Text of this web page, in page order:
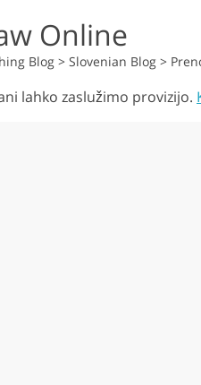
Online
Blog > Slovenian Blog >
lahko zaslužimo provizijo.